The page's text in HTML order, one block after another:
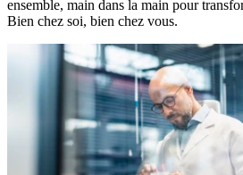
ensemble, main dans la main pour
Bien chez soi, bien chez vous.